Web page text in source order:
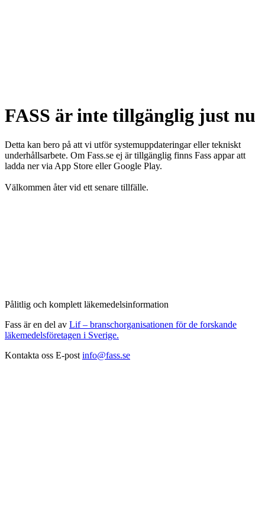
FASS är inte tillgänglig just nu
Detta kan bero på att vi utför systemuppdateringar eller tekniskt
underhållsarbete. Om Fass.se ej är tillgänglig finns Fass appar att
ladda ner via App Store eller Google Play.
Välkommen åter vid ett senare tillfälle.
Pålitlig och komplett läkemedelsinformation
Fass är en del av Lif – branschorganisationen för de forskande
läkemedelsföretagen i Sverige.
Kontakta oss E-post info@fass.se